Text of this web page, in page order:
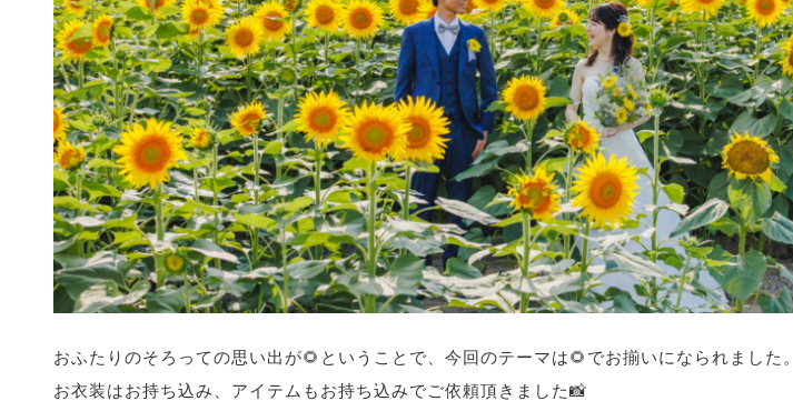
おふたりのそろっての思い出が🌻ということで、今回のテーマは🌻でお揃いになられました。
お衣装はお持ち込み、アイテムもお持ち込みでご依頼頂きました📸